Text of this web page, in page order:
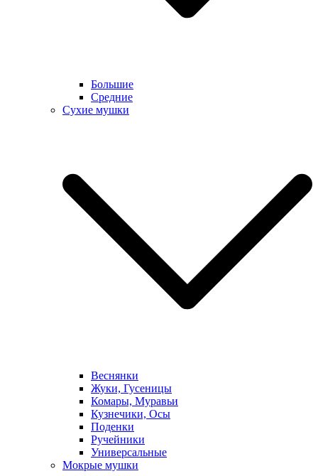
Большие
Средние
Сухие мушки
Веснянки
Жуки, Гусеницы
Комары, Муравьи
Кузнечики, Осы
Поденки
Ручейники
Универсальные
Мокрые мушки